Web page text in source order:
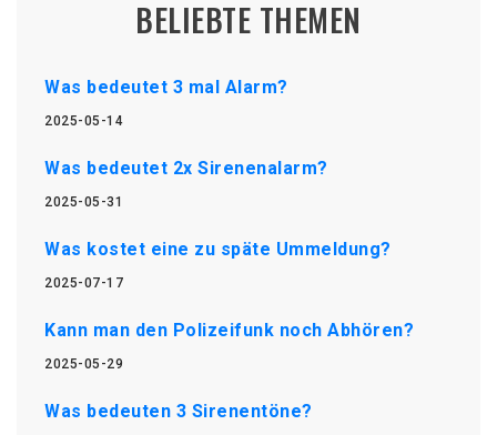
BELIEBTE THEMEN
Was bedeutet 3 mal Alarm?
2025-05-14
Was bedeutet 2x Sirenenalarm?
2025-05-31
Was kostet eine zu späte Ummeldung?
2025-07-17
Kann man den Polizeifunk noch Abhören?
2025-05-29
Was bedeuten 3 Sirenentöne?